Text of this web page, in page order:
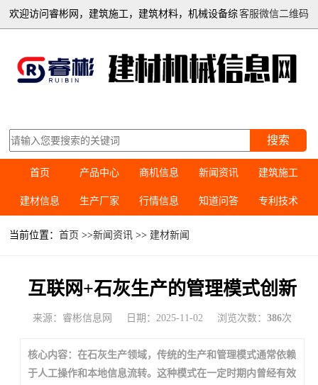
客服微信二维码
欢迎访问睿彬网，建筑施工，建筑材料，机械设备综
搜索
首页 产品中心 商机信息 新闻资讯 建筑施工
建材信息 生产厂家 行情信息 知道问答 专利技术
当前位置：首页 >>新闻资讯 >> 建材新闻
互联网+石灰生产的管理模式创新
来源：睿彬信息网 日期：2025-11-02 浏览次数： 386次
核心内容：在石灰生产领域，传统的生产和管理模式通常依赖
于人工操作和本地信息流转。这种模式在一定时期内曾经有效